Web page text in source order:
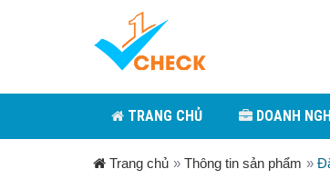
TRANG CHỦ DOANH
Trang chủ » Thông tin sản phẩm »